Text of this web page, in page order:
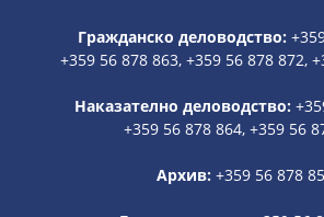
Гражданско деловодство:
+359 56 878 863, +359 56 878 872,
Наказателно деловодство:
+359 56 878 864, +359 56
Архив: +359 56 878